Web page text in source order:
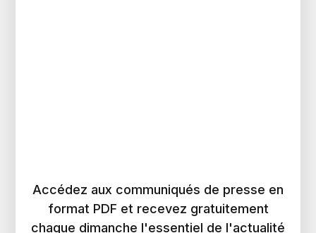
Accédez aux communiqués de presse en
format PDF et recevez gratuitement
chaque dimanche l'essentiel de l'actualité